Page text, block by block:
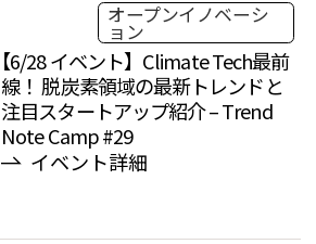
オープンイノベーシ
ョン
【6/28 イベント】Climate Tech最前
線！ 脱炭素領域の最新トレンドと
注目スタートアップ紹介 – Trend
Note Camp #29
イベント詳細